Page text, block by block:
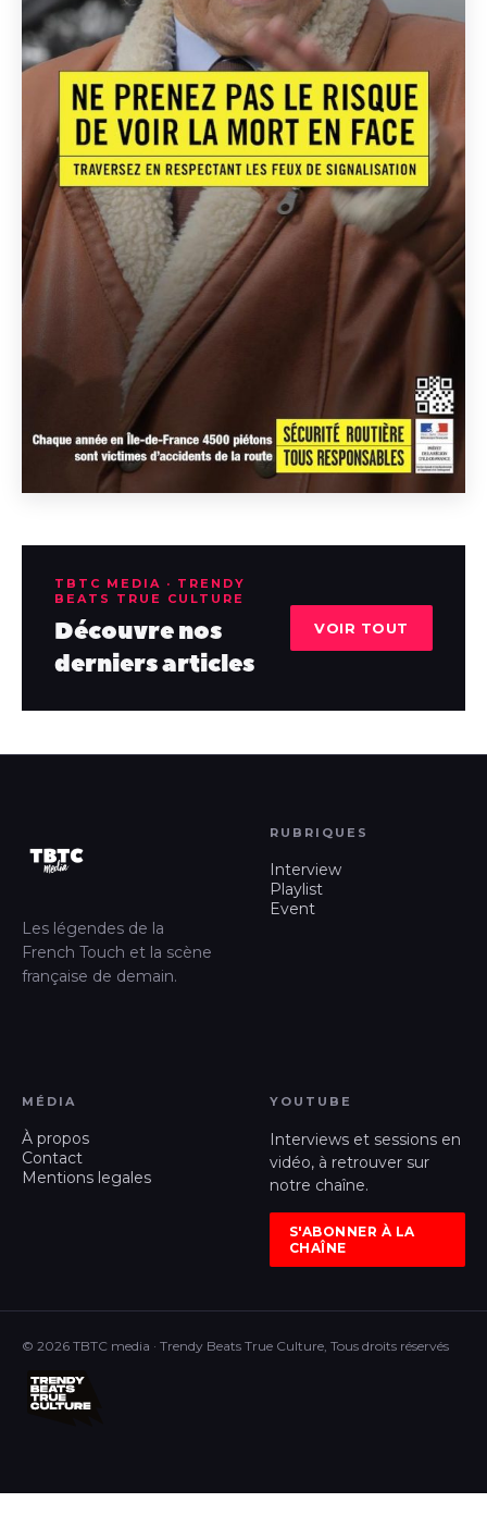
TBTC MEDIA · TRENDY
BEATS TRUE CULTURE
Découvre nos
derniers articles
VOIR TOUT
Les légendes de la
French Touch et la scène
française de demain.
RUBRIQUES
Interview
Playlist
Event
MÉDIA
À propos
Contact
Mentions legales
YOUTUBE
Interviews et sessions en
vidéo, à retrouver sur
notre chaîne.
S'ABONNER À LA
CHAÎNE
© 2026 TBTC media · Trendy Beats True Culture, Tous droits réservés